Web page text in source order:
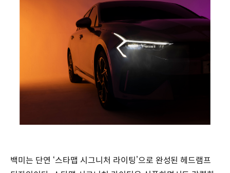
백미는 단연 ‘스타맵 시그니처 라이팅’으로 완성된 헤드램프